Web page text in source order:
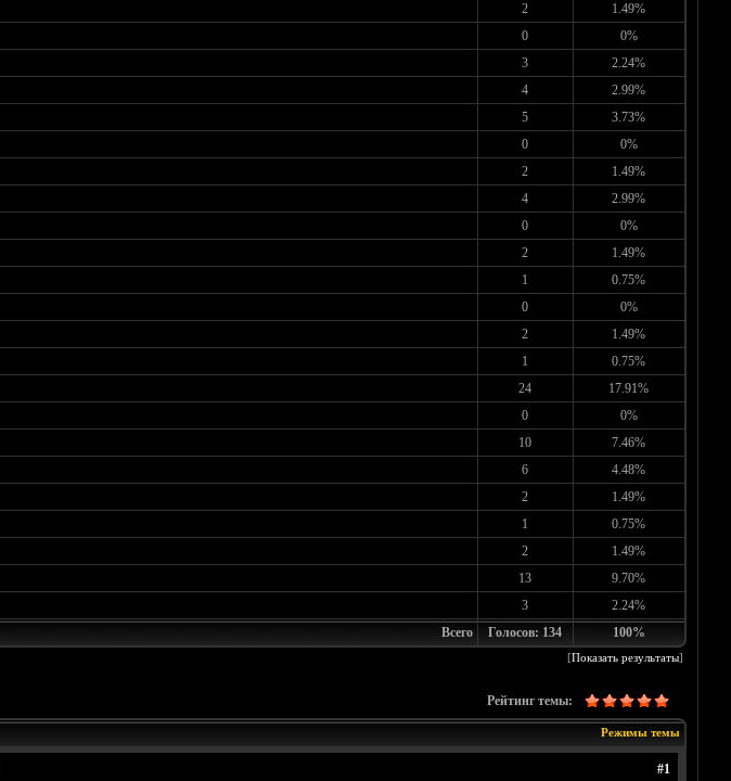
2
1.49%
0
0%
3
2.24%
4
2.99%
5
3.73%
0
0%
2
1.49%
4
2.99%
0
0%
2
1.49%
1
0.75%
0
0%
2
1.49%
1
0.75%
24
17.91%
0
0%
10
7.46%
6
4.48%
2
1.49%
1
0.75%
2
1.49%
13
9.70%
3
2.24%
Всего
Голосов: 134 100%
[Показать результаты]
Рейтинг темы:
Режимы темы
#1